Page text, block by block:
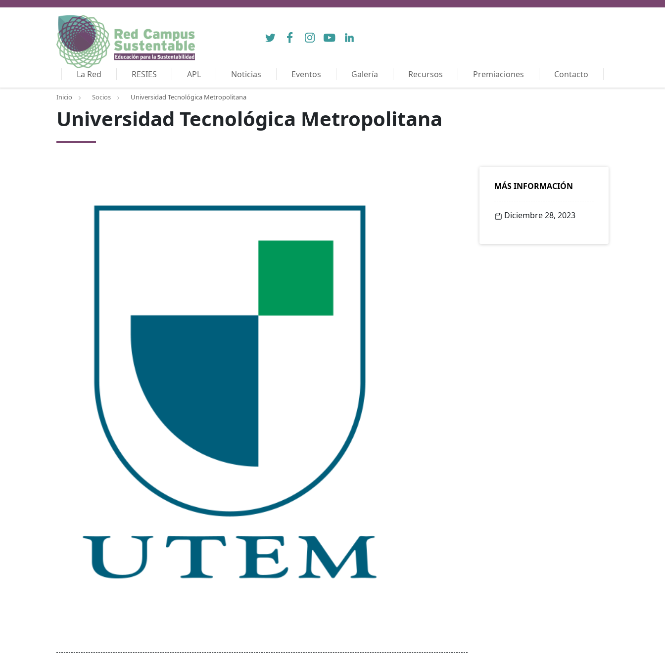
Twitter FacebookInstagramYouTubeLinkedIn
La Red RESIES APL Noticias Eventos Galería Recursos Premiaciones Contacto
Inicio Socios Universidad Tecnológica Metropolitana
Universidad Tecnológica Metropolitana
MÁS INFORMACIÓN
Diciembre 28, 2023